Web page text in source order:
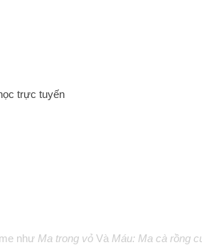
trực tuyến
như Ma trong vỏ Và Máu: Ma cà rồng